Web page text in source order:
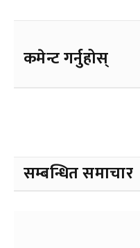
कमेन्ट गर्नुहोस्
सम्बन्धित समाचार